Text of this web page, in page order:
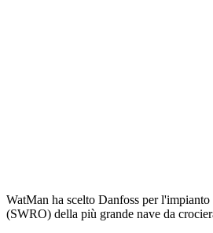
WatMan ha scelto Danfoss per l'impianto
(SWRO) della più grande nave da